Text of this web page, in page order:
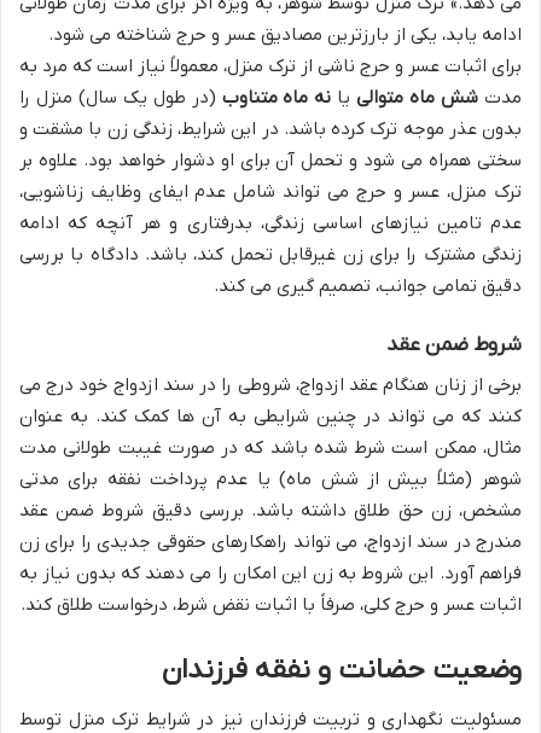
ادامه یابد، یکی از بارزترین مصادیق عسر و حرج شناخته می شود.
برای اثبات عسر و حرج ناشی از ترک منزل، معمولاً نیاز است که مرد به
مدت شش ماه متوالییا نه ماه متناوب (در طول یک سال) منزل را
بدون عذر موجه ترک کرده باشد. در این شرایط، زندگی زن با مشقت و
سختی همراه می شود و تحمل آن برای او دشوار خواهد بود. علاوه بر
ترک منزل، عسر و حرج می تواند شامل عدم ایفای وظایف زناشویی،
عدم تامین نیازهای اساسی زندگی، بدرفتاری و هر آنچه که ادامه
زندگی مشترک را برای زن غیرقابل تحمل کند، باشد. دادگاه با بررسی
دقیق تمامی جوانب، تصمیم گیری می کند.
شروط ضمن عقد
برخی از زنان هنگام عقد ازدواج، شروطی را در سند ازدواج خود درج می
کنند که می تواند در چنین شرایطی به آن ها کمک کند. به عنوان
مثال، ممکن است شرط شده باشد که در صورت غیبت طولانی مدت
شوهر (مثلاً بیش از شش ماه) یا عدم پرداخت نفقه برای مدتی
مشخص، زن حق طلاق داشته باشد. بررسی دقیق شروط ضمن عقد
مندرج در سند ازدواج، می تواند راهکارهای حقوقی جدیدی را برای زن
فراهم آورد. این شروط به زن این امکان را می دهند که بدون نیاز به
اثبات عسر و حرج کلی، صرفاً با اثبات نقض شرط، درخواست طلاق کند.
وضعیت حضانت و نفقه فرزندان
مسئولیت نگهداری و تربیت فرزندان نیز در شرایط ترک منزل توسط